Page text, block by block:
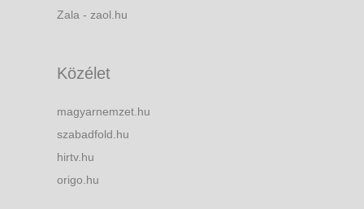
Zala - zaol.hu
Közélet
magyarnemzet.hu
szabadfold.hu
hirtv.hu
origo.hu